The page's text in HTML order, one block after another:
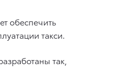
обеспечить
такси.
так,